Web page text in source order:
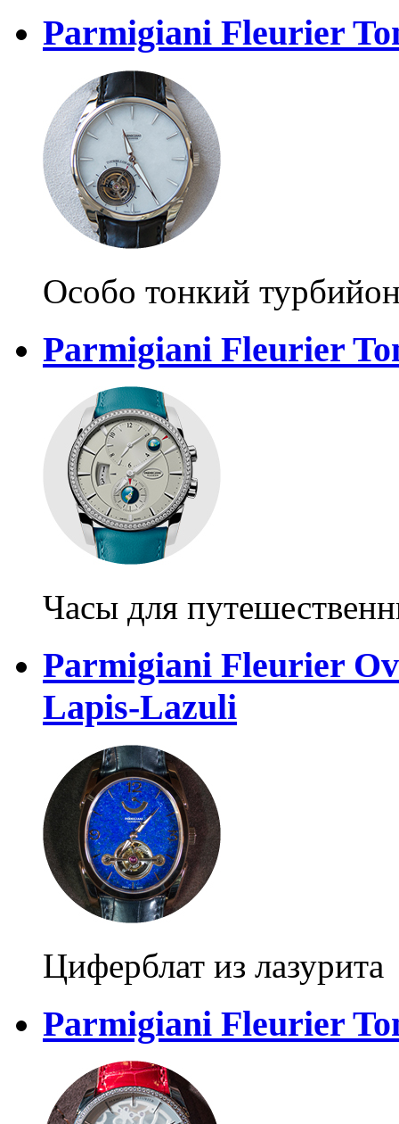
Parmigiani Fleurier
Особо тонкий
Parmigiani Fleurier
Часы для
Parmigiani Fleurier
Lapis-Lazuli
Циферблат из лазурита
Parmigiani Fleurier